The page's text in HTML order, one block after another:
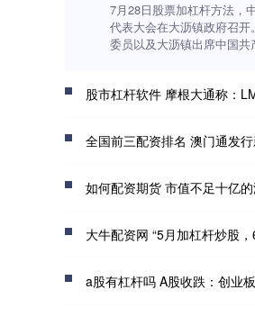
7月28日股票加杠杆方法，
代表大会在大沥镇政府召
委员以及大沥镇出席中国
股市杠杆软件 摩根大通称：LME
全国前三配资排名 澳门通发
如何配资期货 市值不足十亿
大牛配资网 “5月加杠杆炒股
a股有杠杆吗 A股收跌：创业